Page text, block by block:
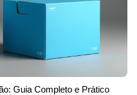
Guia Completo e Prático